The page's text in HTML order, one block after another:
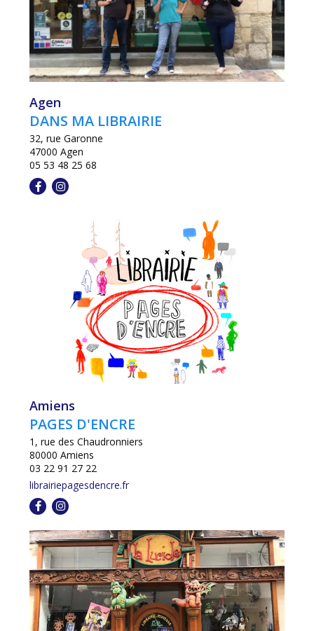
Agen
DANS MA LIBRAIRIE
32, rue Garonne
47000 Agen
05 53 48 25 68
Amiens
PAGES D'ENCRE
1, rue des Chaudronniers
80000 Amiens
03 22 91 27 22
librairiepagesdencre.fr